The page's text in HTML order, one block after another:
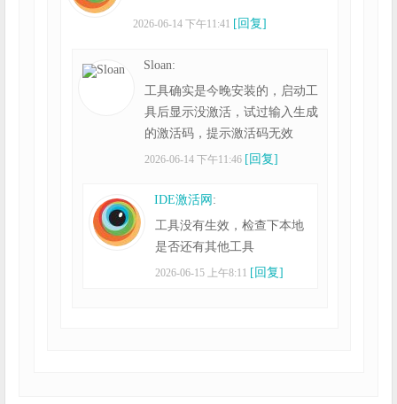
2026-06-14 下午11:41 [回复]
Sloan:
工具确实是今晚安装的，启动工
具后显示没激活，试过输入生成
的激活码，提示激活码无效
2026-06-14 下午11:46 [回复]
IDE激活网 :
工具没有生效，检查下本地
是否还有其他工具
2026-06-15 上午8:11 [回复]